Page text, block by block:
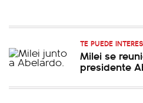
TE PUEDE
Milei se
presidente